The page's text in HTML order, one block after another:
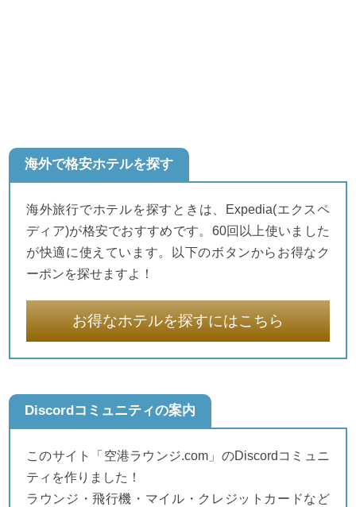
海外で格安ホテルを探す
海外旅行でホテルを探すときは、Expedia(エクスペ
ディア)が格安でおすすめです。60回以上使いました
が快適に使えています。以下のボタンからお得なク
ーポンを探せますよ！
お得なホテルを探すにはこちら
Discordコミュニティの案内
このサイト「空港ラウンジ.com」のDiscordコミュニ
ティを作りました！
ラウンジ・飛行機・マイル・クレジットカードなど